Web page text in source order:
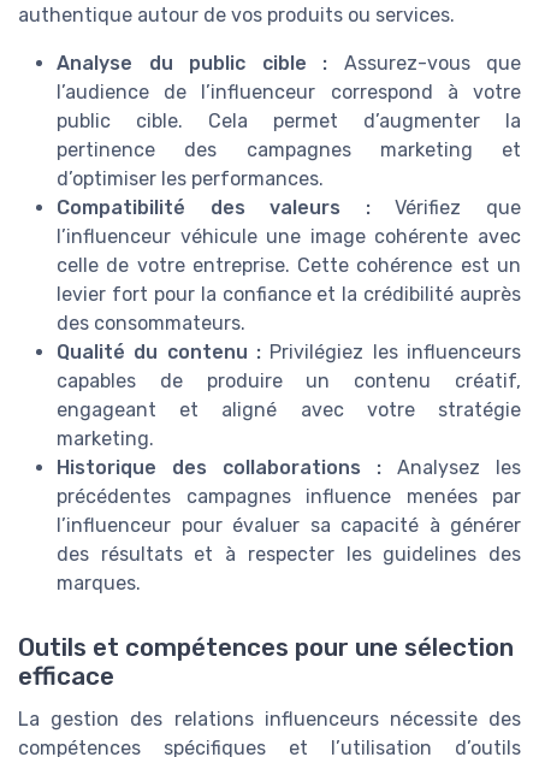
authentique autour de vos produits ou services.
Analyse du public cible : Assurez-vous que
l’audience de l’influenceur correspond à votre
public cible. Cela permet d’augmenter la
pertinence des campagnes marketing et
d’optimiser les performances.
Compatibilité des valeurs :Vérifiez que
l’influenceur véhicule une image cohérente avec
celle de votre entreprise. Cette cohérence est un
levier fort pour la confiance et la crédibilité auprès
des consommateurs.
Qualité du contenu : Privilégiez les influenceurs
capables de produire un contenu créatif,
engageant et aligné avec votre stratégie
marketing.
Historique des collaborations : Analysez les
précédentes campagnes influence menées par
l’influenceur pour évaluer sa capacité à générer
des résultats et à respecter les guidelines des
marques.
Outils et compétences pour une sélection
efficace
La gestion des relations influenceurs nécessite des
compétences spécifiques et l’utilisation d’outils